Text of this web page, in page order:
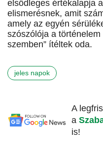
elsődleges értékalapja
elismerésnek, amit
amely az egyén
szószólója a történelem
szemben” ítéltek oda.
jeles napok
A
a
is!